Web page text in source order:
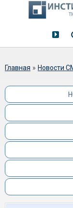
Вы здесь
Главная » Новости